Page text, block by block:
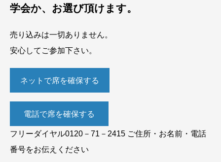
学会か、お選び頂けます。
売り込みは一切ありません。
安心してご参加下さい。
ネットで席を確保する
電話で席を確保する
フリーダイヤル0120－71－2415 ご住所・お名前・電話
番号をお伝えください